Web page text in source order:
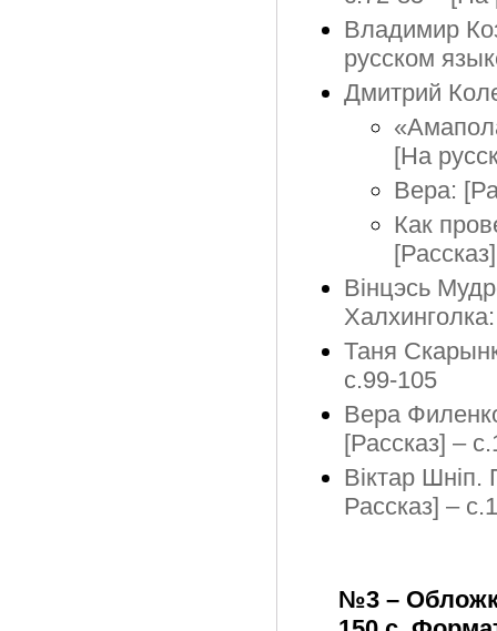
Владимир
русском
Дмитрий
[На
Вера:
Как
Вінцэсь
Таня
с.99-105
Вера
[Рассказ] –
Віктар
Рассказ] –
№3 –